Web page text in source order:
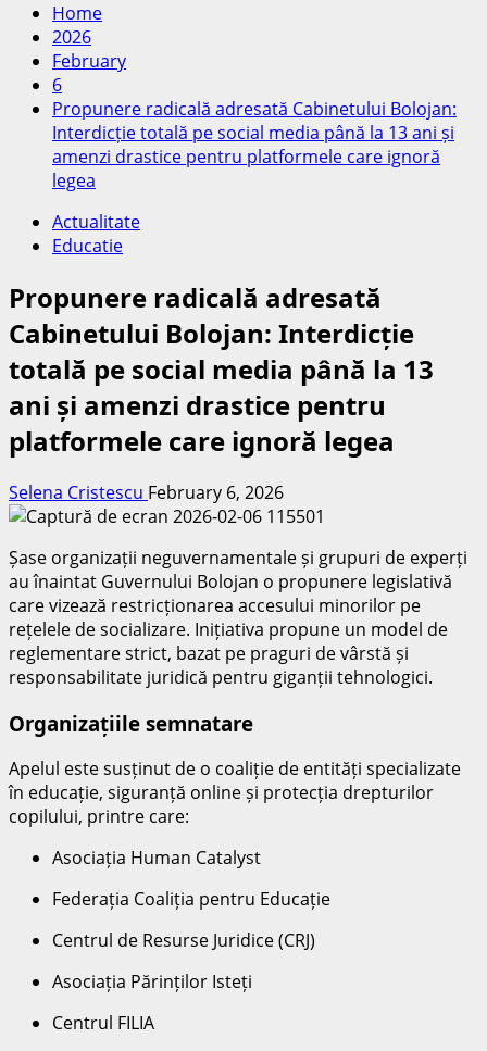
Home
2026
February
6
Propunere radicală adresată Cabinetului Bolojan:
Interdicție totală pe social media până la 13 ani și
amenzi drastice pentru platformele care ignoră
legea
Actualitate
Educatie
Propunere radicală adresată
Cabinetului Bolojan: Interdicție
totală pe social media până la 13
ani și amenzi drastice pentru
platformele care ignoră legea
Selena Cristescu February 6, 2026
Șase organizații neguvernamentale și grupuri de experți
au înaintat Guvernului Bolojan o propunere legislativă
care vizează restricționarea accesului minorilor pe
rețelele de socializare. Inițiativa propune un model de
reglementare strict, bazat pe praguri de vârstă și
responsabilitate juridică pentru giganții tehnologici.
Organizațiile semnatare
Apelul este susținut de o coaliție de entități specializate
în educație, siguranță online și protecția drepturilor
copilului, printre care:
Asociația Human Catalyst
Federația Coaliția pentru Educație
Centrul de Resurse Juridice (CRJ)
Asociația Părinților Isteți
Centrul FILIA